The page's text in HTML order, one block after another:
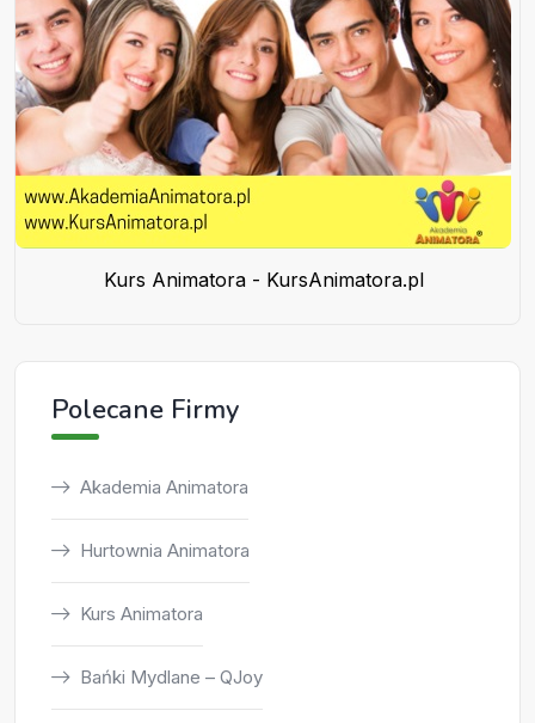
Kurs Animatora - KursAnimatora.pl
Polecane Firmy
Akademia Animatora
Hurtownia Animatora
Kurs Animatora
Bańki Mydlane – QJoy